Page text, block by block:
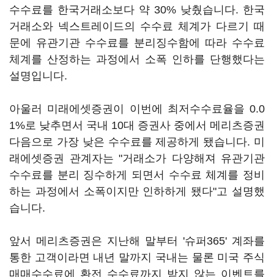
수수료를 한국거래소보다 약 30% 낮췄습니다. 한국
거래소와 넥스트레이드의 수수료 체계가 다르기 때
문에 유관기관 수수료를 분리징수함에 따라 수수료
체계를 산정하는 과정에서 소폭 인하를 단행했다는
설명입니다.
아울러 미래에셋증권이 이번에 최저수수료율을 0.0
1%로 낮추면서 국내 10대 증권사 중에서 메리츠증권
다음으로 가장 낮은 수수료를 제공하게 됐습니다. 미
래에셋증권 관계자는 "거래소가 다양해져 유관기관
수수료를 분리 징수하게 되면서 수수료 체계를 정비
하는 과정에서 소폭이지만 인하하게 됐다"고 설명했
습니다.
앞서 메리츠증권은 지난해 말부터 '슈퍼365' 계좌를
통한 고객이라면 내년 말까지 국내는 물론 미국 주식
매매수수료에 환전 수수료까지 받지 않는 이벤트를